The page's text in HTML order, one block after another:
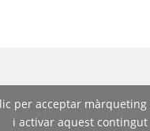
www.facebook.com/
per acceptar màrqueting
i activar aquest contingut